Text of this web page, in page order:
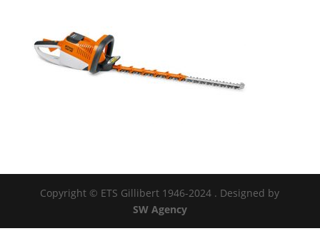
Copyright © ETS Gillibert 1946-2024 . Designed by
SW Agency